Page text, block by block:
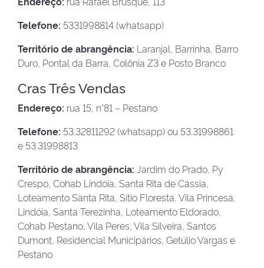
Telefone: 5331998814 (whatsapp)
Território de abrangência: Laranjal, Barrinha, Barro
Duro, Pontal da Barra, Colônia Z3 e Posto Branco
Cras Três Vendas
Endereço: rua 15, n°81 – Pestano
Telefone: 53.32811292 (whatsapp) ou 53.31998861
e 53.31998813
Território de abrangência: Jardim do Prado, Py
Crespo, Cohab Lindóia, Santa Rita de Cássia,
Loteamento Santa Rita, Sítio Floresta, Vila Princesa,
Lindóia, Santa Terezinha, Loteamento Eldorado,
Cohab Pestano, Vila Peres, Vila Silveira, Santos
Dumont, Residencial Municipários, Getúlio Vargas e
Pestano